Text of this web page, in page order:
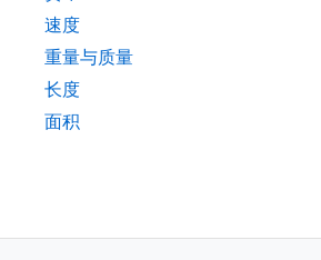
速度
重量与质量
长度
面积